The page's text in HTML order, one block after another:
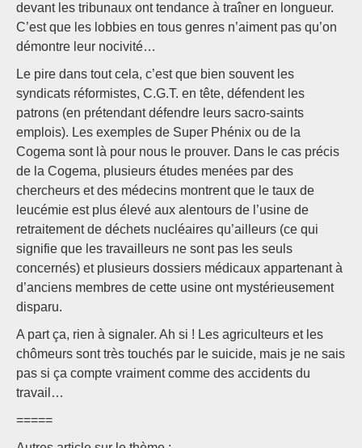
devant les tribunaux ont tendance à traîner en longueur.
C’est que les lobbies en tous genres n’aiment pas qu’on
démontre leur nocivité…
Le pire dans tout cela, c’est que bien souvent les
syndicats réformistes, C.G.T. en tête, défendent les
patrons (en prétendant défendre leurs sacro-saints
emplois). Les exemples de Super Phénix ou de la
Cogema sont là pour nous le prouver. Dans le cas précis
de la Cogema, plusieurs études menées par des
chercheurs et des médecins montrent que le taux de
leucémie est plus élevé aux alentours de l’usine de
retraitement de déchets nucléaires qu’ailleurs (ce qui
signifie que les travailleurs ne sont pas les seuls
concernés) et plusieurs dossiers médicaux appartenant à
d’anciens membres de cette usine ont mystérieusement
disparu.
A part ça, rien à signaler. Ah si ! Les agriculteurs et les
chômeurs sont très touchés par le suicide, mais je ne sais
pas si ça compte vraiment comme des accidents du
travail…
=====